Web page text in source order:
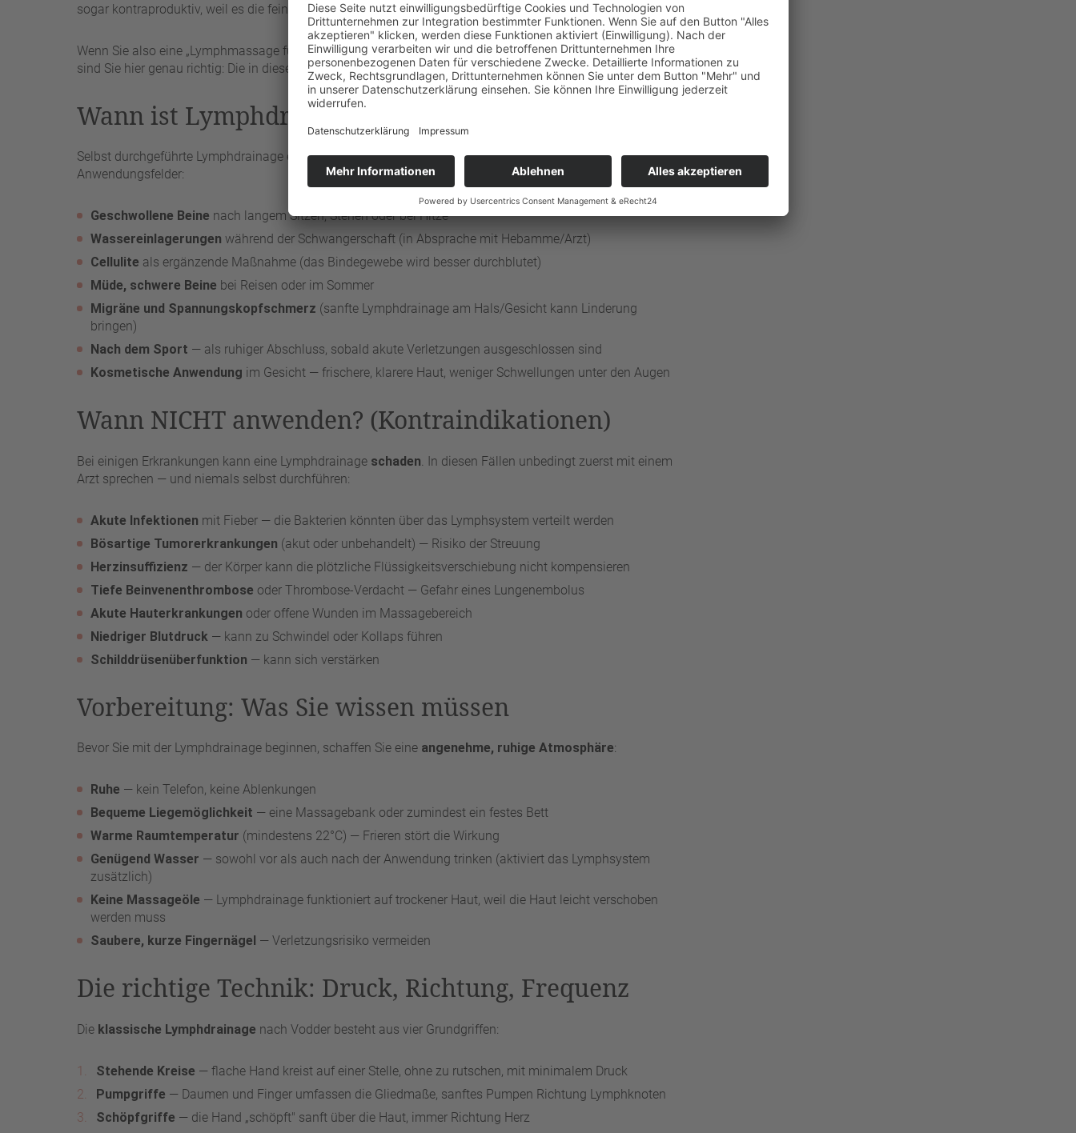
sogar kontraproduktiv, weil es die feinen Lymphgefäße dicht unter der Haut eher abdrückt als anregt.
Wenn Sie also eine „Lymphmassage für die Beine“ oder eineLymphmassage zum Selbermachensuchen,
sind Sie hier genau richtig: Die in dieser Anleitung beschriebenen Griffe sind exakt das.
Wann ist Lymphdrainage sinnvoll? (Indikationen)
Selbst durchgeführte Lymphdrainage eignet sich vor allem im präventiven und Wellness-Bereich. Typische
Anwendungsfelder:
Geschwollene Beine nach langem Sitzen, Stehen oder bei Hitze
Wassereinlagerungen während der Schwangerschaft (in Absprache mit Hebamme/Arzt)
Cellulite als ergänzende Maßnahme (das Bindegewebe wird besser durchblutet)
Müde, schwere Beine bei Reisen oder im Sommer
Migräne und Spannungskopfschmerz (sanfte Lymphdrainage am Hals/Gesicht kann Linderung
bringen)
Nach dem Sport — als ruhiger Abschluss, sobald akute Verletzungen ausgeschlossen sind
Kosmetische Anwendung im Gesicht — frischere, klarere Haut, weniger Schwellungen unter den Augen
Wann NICHT anwenden? (Kontraindikationen)
Bei einigen Erkrankungen kann eine Lymphdrainage schaden . In diesen Fällen unbedingt zuerst mit einem
Arzt sprechen — und niemals selbst durchführen:
Akute Infektionen mit Fieber — die Bakterien könnten über das Lymphsystem verteilt werden
Bösartige Tumorerkrankungen (akut oder unbehandelt) — Risiko der Streuung
Herzinsuffizienz — der Körper kann die plötzliche Flüssigkeitsverschiebung nicht kompensieren
Tiefe Beinvenenthrombose oder Thrombose-Verdacht — Gefahr eines Lungenembolus
Akute Hauterkrankungen oder offene Wunden im Massagebereich
Niedriger Blutdruck — kann zu Schwindel oder Kollaps führen
Schilddrüsenüberfunktion — kann sich verstärken
Vorbereitung: Was Sie wissen müssen
Bevor Sie mit der Lymphdrainage beginnen, schaffen Sie eine angenehme, ruhige Atmosphäre:
Ruhe — kein Telefon, keine Ablenkungen
Bequeme Liegemöglichkeit — eine Massagebank oder zumindest ein festes Bett
Warme Raumtemperatur (mindestens 22°C) — Frieren stört die Wirkung
Genügend Wasser — sowohl vor als auch nach der Anwendung trinken (aktiviert das Lymphsystem
zusätzlich)
Keine Massageöle — Lymphdrainage funktioniert auf trockener Haut, weil die Haut leicht verschoben
werden muss
Saubere, kurze Fingernägel — Verletzungsrisiko vermeiden
Die richtige Technik: Druck, Richtung, Frequenz
Die klassische Lymphdrainage nach Vodder besteht aus vier Grundgriffen:
Stehende Kreise — flache Hand kreist auf einer Stelle, ohne zu rutschen, mit minimalem Druck
Pumpgriffe — Daumen und Finger umfassen die Gliedmaße, sanftes Pumpen Richtung Lymphknoten
Schöpfgriffe — die Hand „schöpft" sanft über die Haut, immer Richtung Herz